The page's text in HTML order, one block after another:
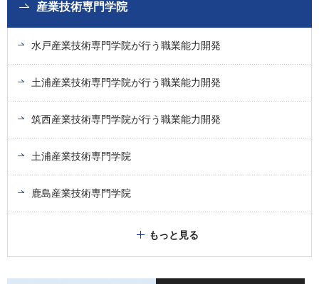
産業技術専門学院
水戸産業技術専門学院が行う職業能力開発
土浦産業技術専門学院が行う職業能力開発
筑西産業技術専門学院が行う職業能力開発
土浦産業技術専門学院
鹿島産業技術専門学院
もっと見る